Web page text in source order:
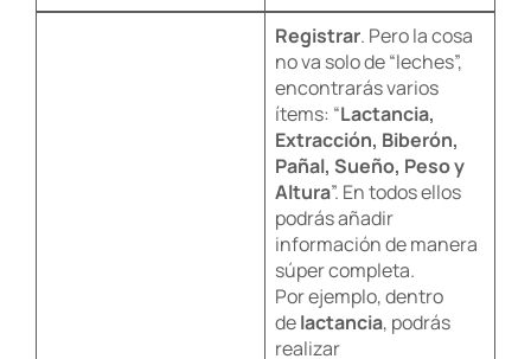
Registrar. Pero la cosa
no va solo de “leches”,
encontrarás varios
ítems: “Lactancia,
Extracción, Biberón,
Pañal, Sueño, Peso y
Altura”. En todos ellos
podrás añadir
información de manera
súper completa.
Por ejemplo, dentro
delactancia, podrás
realizar